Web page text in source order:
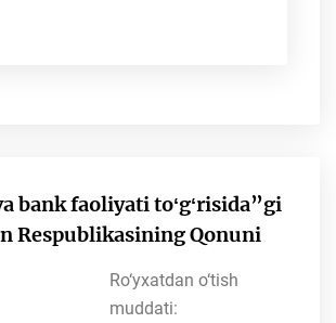
bank faoliyati toʻgʻrisida”gi
Respublikasining Qonuni
Ro‘yxatdan o‘tish
muddati: